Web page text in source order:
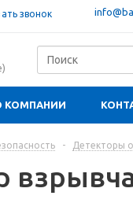
звонок
КОМПАНИИ
- Детекторы